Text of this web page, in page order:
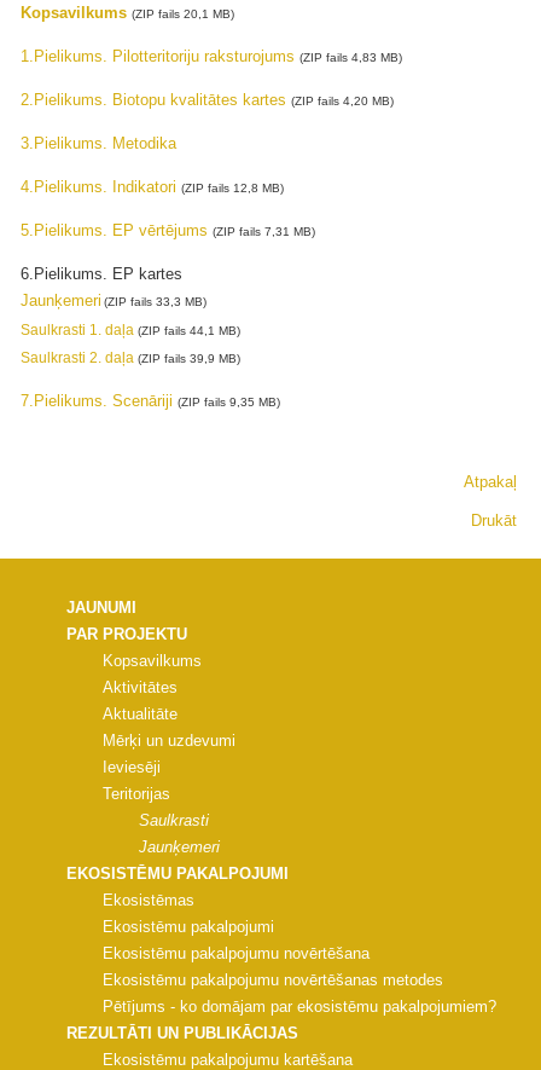
Kopsavilkums (ZIP fails 20,1 MB)
1.Pielikums. Pilotteritoriju raksturojums (ZIP fails 4,83 MB)
2.Pielikums. Biotopu kvalitātes kartes (ZIP fails 4,20 MB)
3.Pielikums. Metodika
4.Pielikums. Indikatori (ZIP fails 12,8 MB)
5.Pielikums. EP vērtējums (ZIP fails 7,31 MB)
6.Pielikums. EP kartes
Jaunķemeri (ZIP fails 33,3 MB)
Saulkrasti 1. daļa (ZIP fails 44,1 MB)
Saulkrasti 2. daļa (ZIP fails 39,9 MB)
7.Pielikums. Scenāriji (ZIP fails 9,35 MB)
Atpakaļ
Drukāt
JAUNUMI
PAR PROJEKTU
Kopsavilkums
Aktivitātes
Aktualitāte
Mērķi un uzdevumi
Ieviesēji
Teritorijas
Saulkrasti
Jaunķemeri
EKOSISTĒMU PAKALPOJUMI
Ekosistēmas
Ekosistēmu pakalpojumi
Ekosistēmu pakalpojumu novērtēšana
Ekosistēmu pakalpojumu novērtēšanas metodes
Pētījums - ko domājam par ekosistēmu pakalpojumiem?
REZULTĀTI UN PUBLIKĀCIJAS
Ekosistēmu pakalpojumu kartēšana